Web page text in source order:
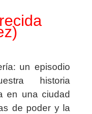
un episodio
historia
en una ciudad
de poder y la